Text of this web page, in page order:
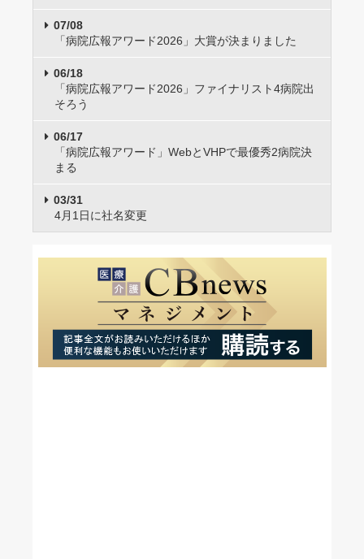
07/08
「病院広報アワード2026」大賞が決まりました
06/18
「病院広報アワード2026」ファイナリスト4病院出
そろう
06/17
「病院広報アワード」WebとVHPで最優秀2病院決
まる
03/31
4月1日に社名変更